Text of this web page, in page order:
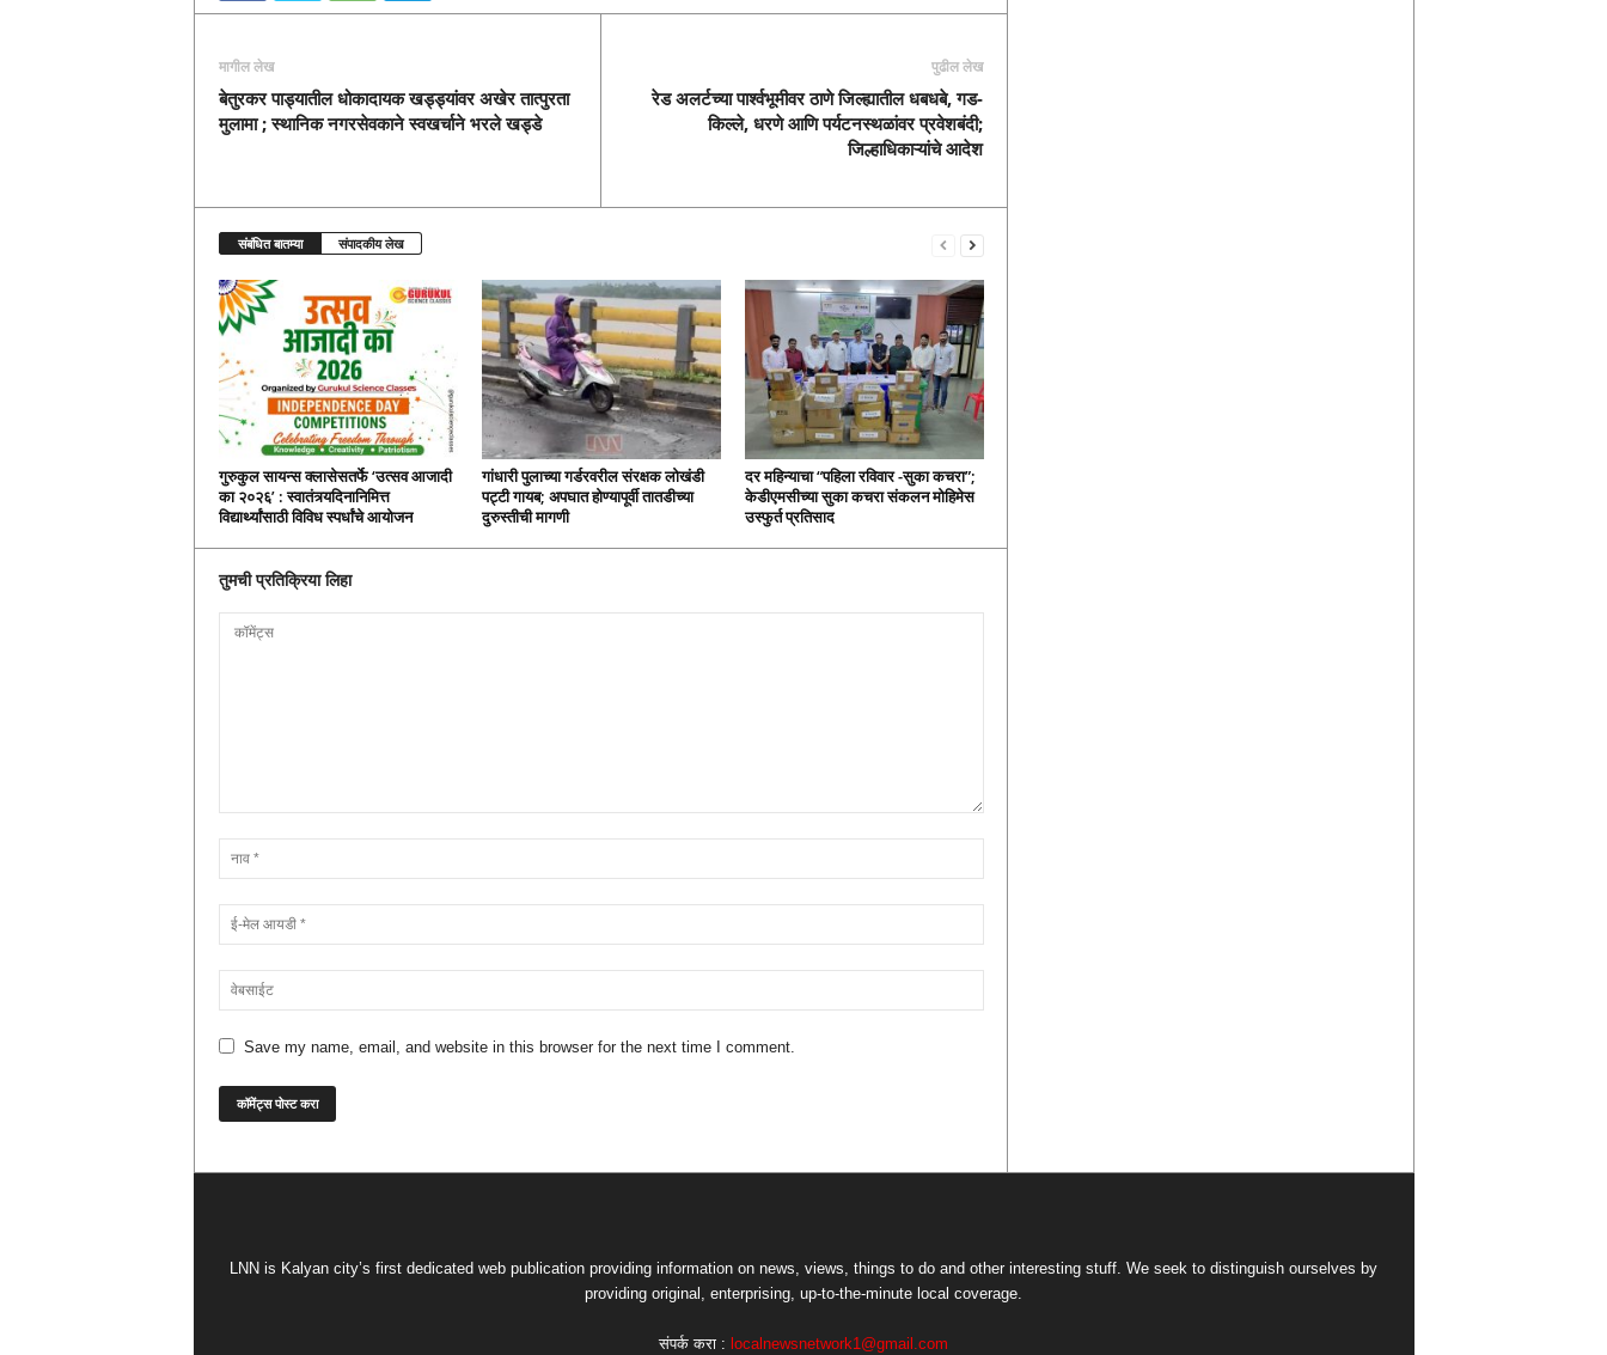
मागील लेख
बेतुरकर पाड्यातील धोकादायक खड्ड्यांवर अखेर तात्पुरता
मुलामा ; स्थानिक नगरसेवकाने स्वखर्चाने भरले खड्डे
पुढील लेख
रेड अलर्टच्या पार्श्वभूमीवर ठाणे जिल्ह्यातील धबधबे, गड-
किल्ले, धरणे आणि पर्यटनस्थळांवर प्रवेशबंदी;
जिल्हाधिकाऱ्यांचे आदेश
संबंधित बातम्या संपादकीय लेख
गुरुकुल सायन्स क्लासेसतर्फे ‘उत्सव आजादी
का २०२६’ : स्वातंत्र्यदिनानिमित्त
विद्यार्थ्यांसाठी विविध स्पर्धांचे आयोजन
गांधारी पुलाच्या गर्डरवरील संरक्षक लोखंडी
पट्टी गायब; अपघात होण्यापूर्वी तातडीच्या
दुरुस्तीची मागणी
दर महिन्याचा “पहिला रविवार -सुका कचरा”;
केडीएमसीच्या सुका कचरा संकलन मोहिमेस
उस्फुर्त प्रतिसाद
तुमची प्रतिक्रिया लिहा
Save my name, email, and website in this browser for the next time I comment.
LNN is Kalyan city’s first dedicated web publication providing information on news, views, things to do and other interesting stuff. We seek to distinguish ourselves by
providing original, enterprising, up-to-the-minute local coverage.
संपर्क करा : localnewsnetwork1@gmail.com